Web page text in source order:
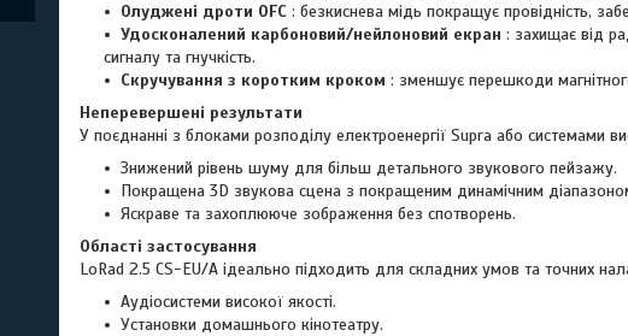
Олуджені дроти OFC : безкиснева мідь покращує провідність,
Удосконалений карбоновий/нейлоновий екран : захищає від
сигналу та гнучкість.
Скручування з коротким кроком : зменшує перешкоди
Неперевершені результати
У поєднанні з блоками розподілу електроенергії Supra або системами
Знижений рівень шуму для більш детального звукового пейзажу.
Покращена 3D звукова сцена з покращеним динамічним
Яскраве та захоплююче зображення без спотворень.
Області застосування
LoRad 2.5 CS-EU/A ідеально підходить для складних умов та точних
Аудіосистеми високої якості.
Установки домашнього кінотеатру.